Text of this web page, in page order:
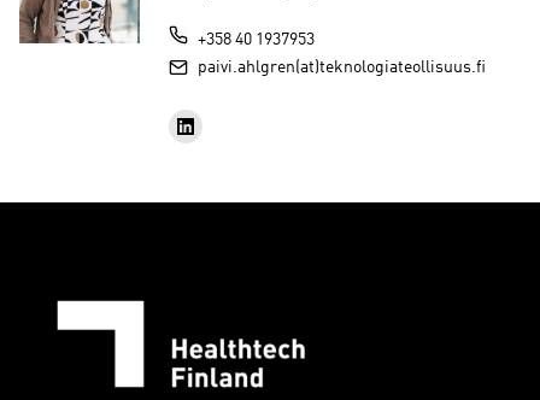
+358 40 1937953
paivi.ahlgren(at)teknologiateollisuus.fi